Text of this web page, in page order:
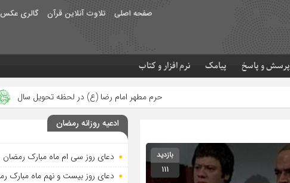
صفحه اصلی تلاوت آنلاین قرآن گالری عکس
پرسش و پاسخ پیامک نرم افزار و کتاب
حرم مطهر امام رضا (ع) در لحظه تحویل سال مصرف زکات فطره در
بازدید
111
ادعیه روزانه رمضان
دعای روز سی ام ماه مبارک رمضان
دعای روز بیست و نهم ماه مبارک